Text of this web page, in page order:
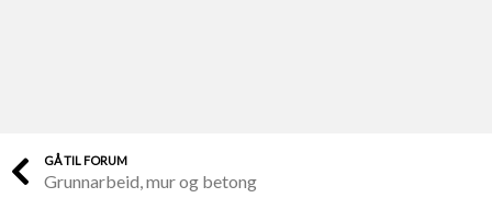
Finn håndverkere
GÅ TIL FORUM
Grunnarbeid, mur og betong